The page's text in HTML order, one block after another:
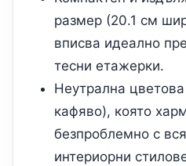
размер (20.1 см
вписва идеално
тесни етажерки.
Неутрална
кафяво), която
безпроблемно с
интериорни